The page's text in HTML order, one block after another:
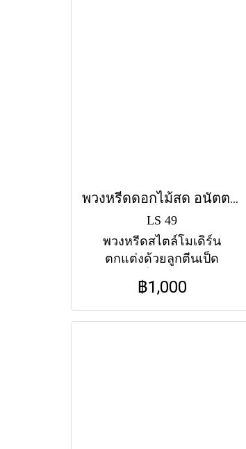
พวงหรีดดอกไม้สด อนัตตา (LS49) โทนสีขาว-ม่วง
LS 49
พวงหรีดสไตล์โมเดิร์น
ตกแต่งด้วยลูกตีนเป็ด
ธรรมชาติ สื่อถึงสัจธรรมของ
ชีวิตและความอาลัยอย่างสงบ
ส่งฟรีทุกวัดในกรุงเทพฯ
฿1,000